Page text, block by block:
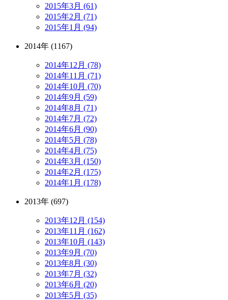
2015年3月 (61)
2015年2月 (71)
2015年1月 (94)
2014年 (1167)
2014年12月 (78)
2014年11月 (71)
2014年10月 (70)
2014年9月 (59)
2014年8月 (71)
2014年7月 (72)
2014年6月 (90)
2014年5月 (78)
2014年4月 (75)
2014年3月 (150)
2014年2月 (175)
2014年1月 (178)
2013年 (697)
2013年12月 (154)
2013年11月 (162)
2013年10月 (143)
2013年9月 (70)
2013年8月 (30)
2013年7月 (32)
2013年6月 (20)
2013年5月 (35)